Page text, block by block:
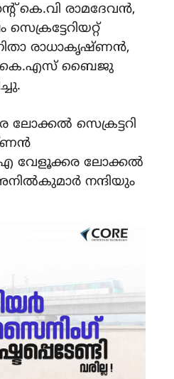
കെ.വി രാമദേവൻ,
രാധാകൃഷ്ണൻ,
കെ.എസ് ബൈജു
സെക്രട്ടറി
വേളൂക്കര ലോക്കൽ
നന്ദിയും